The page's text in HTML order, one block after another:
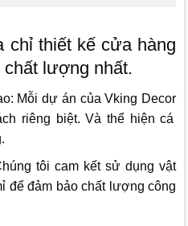
chỉ thiết kế cửa hàng
lượng nhất.
Mỗi dự án củaVking Decor
riêng biệt. Và thể hiện cá
tôi cam kết sử dụng vật
để đảm bảo chất lượng công